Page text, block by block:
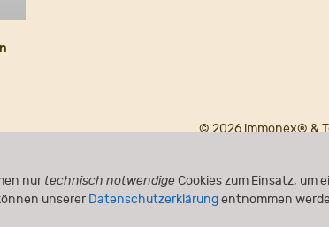
nurtechnisch notwendigeCookies zum Einsatz, um
unserer Datenschutzerklärungentnommen
© 2026 immonex® &